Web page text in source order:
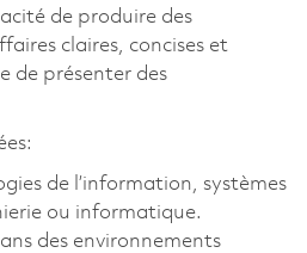
de produire des
claires, concises et
de présenter des
de l’information, systèmes
ou informatique.
des environnements